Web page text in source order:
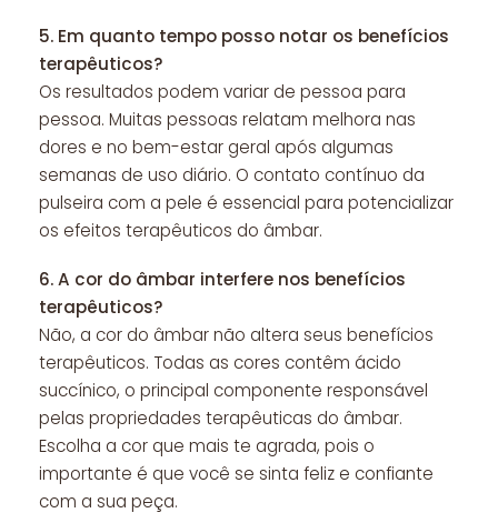
5. Em quanto tempo posso notar os benefícios
terapêuticos?
Os resultados podem variar de pessoa para
pessoa. Muitas pessoas relatam melhora nas
dores e no bem-estar geral após algumas
semanas de uso diário. O contato contínuo da
pulseira com a pele é essencial para potencializar
os efeitos terapêuticos do âmbar.
6.A cor do âmbar interfere nos benefícios
terapêuticos?
Não, a cor do âmbar não altera seus benefícios
terapêuticos. Todas as cores contêm ácido
succínico, o principal componente responsável
pelas propriedades terapêuticas do âmbar.
Escolha a cor que mais te agrada, pois o
importante é que você se sinta feliz e confiante
com a sua peça.